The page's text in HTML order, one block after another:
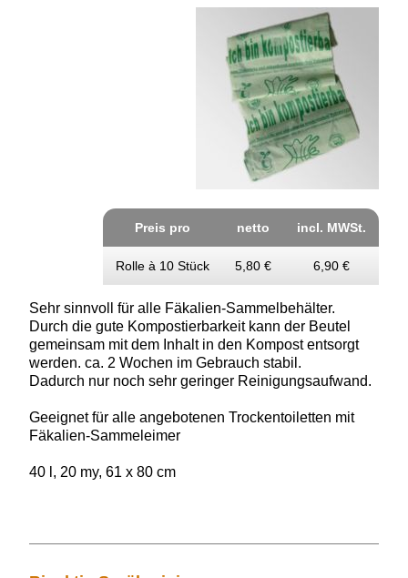
Preis pro netto incl. MWSt.
Rolle à 10 Stück 5,80 € 6,90 €
Sehr sinnvoll für alle Fäkalien-Sammelbehälter.
Durch die gute Kompostierbarkeit kann der Beutel
gemeinsam mit dem Inhalt in den Kompost entsorgt
werden. ca. 2 Wochen im Gebrauch stabil.
Dadurch nur noch sehr geringer Reinigungs­aufwand.
Geeignet für alle angebotenen Trockentoiletten mit
Fäkalien-Sammeleimer
40 l, 20 my, 61 x 80 cm